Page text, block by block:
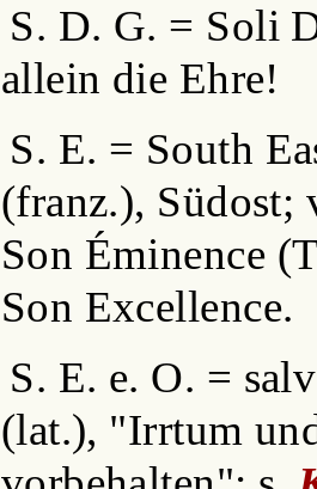
S. D. G. = Soli
allein die Ehre!
S. E. = South
(franz.), Südost;
Son Éminence
Son Excellence.
S. E. e. O. =
(lat.), "Irrtum